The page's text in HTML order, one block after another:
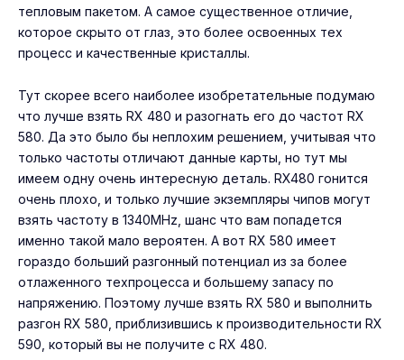
тепловым пакетом. А самое существенное отличие,
которое скрыто от глаз, это более освоенных тех
процесс и качественные кристаллы.
Тут скорее всего наиболее изобретательные подумаю
что лучше взять RX 480 и разогнать его до частот RX
580. Да это было бы неплохим решением, учитывая что
только частоты отличают данные карты, но тут мы
имеем одну очень интересную деталь. RX480 гонится
очень плохо, и только лучшие экземпляры чипов могут
взять частоту в 1340MHz, шанс что вам попадется
именно такой мало вероятен. А вот RX 580 имеет
гораздо больший разгонный потенциал из за более
отлаженного техпроцесса и большему запасу по
напряжению. Поэтому лучше взять RX 580 и выполнить
разгон RX 580 , приблизившись к производительности RX
590, который вы не получите с RX 480.